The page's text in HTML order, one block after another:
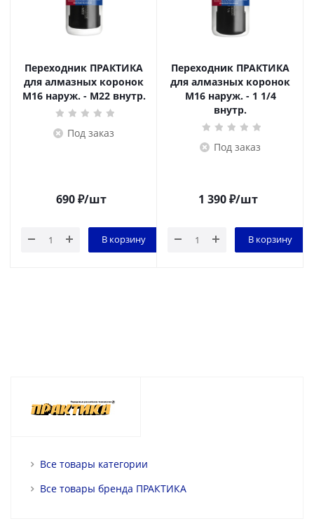
Переходник ПРАКТИКА
для алмазных коронок
M16 наруж. - M22 внутр.
Под заказ
690₽/шт
В корзину
Переходник ПРАКТИКА
для алмазных коронок
M16 наруж. - 1 1/4
внутр.
Под заказ
1 390₽/шт
В корзину
Все товары категории
Все товары бренда ПРАКТИКА